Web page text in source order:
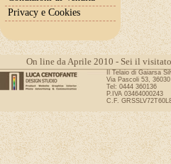
Privacy e Cookies
On line da Aprile 2010 - Sei il
Il Telaio di Gaiarsa
Via Pascoli 53,
Tel: 0444 360136
P.IVA 03464000243
C.F.